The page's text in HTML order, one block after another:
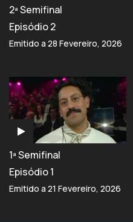
2ª Semifinal
Episódio 2
Emitido a 28 Fevereiro, 2026
1ª Semifinal
Episódio 1
Emitido a 21 Fevereiro, 2026